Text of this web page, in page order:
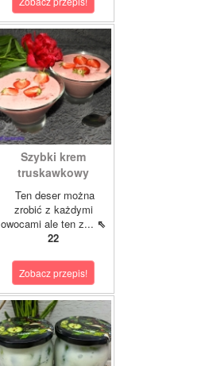
Szybki krem
truskawkowy
Ten deser można
zrobić z każdymi
owocami ale ten z... ⇖
22
Zobacz przepis!